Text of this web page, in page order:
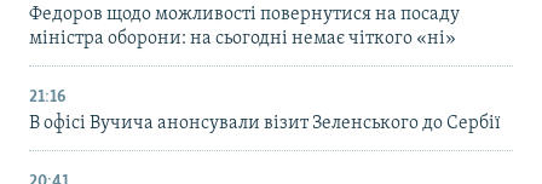
Федоров щодо можливості повернутися на посаду
міністра оборони: на сьогодні немає чіткого «ні»
21:16
В офісі Вучича анонсували візит Зеленського до Сербії